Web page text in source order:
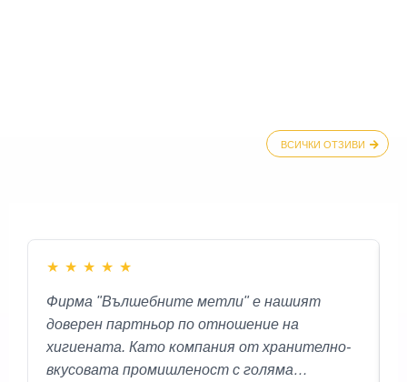
ВСИЧКИ ОТЗИВИ
★ ★ ★ ★ ★
Фирма "Вълшебните метли" е нашият
доверен партньор по отношение на
хигиената. Като компания от хранително-
вкусовата промишленост с голяма